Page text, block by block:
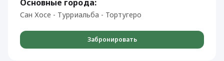
Основные города:
Сан Хосе - Турриальба - Тортугеро
Забронировать